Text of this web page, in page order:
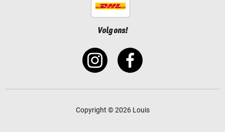
Volg ons!
Copyright © 2026 Louis